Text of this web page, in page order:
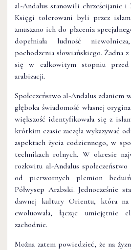
al-Andalus stanowili chrześcijanie
Księgi tolerowani byli przez
zmuszano ich do płacenia
dopełniała ludność
pochodzenia słowiańskiego. Żadna
się w całkowitym stopniu
arabizacji.
Społeczeństwo al-Andalus zdaniem
głęboka świadomość własnej
większość identyfikowała się z
krótkim czasie zaczęła wykazywać
aspektach życia codziennego, w
technikach rolnych. W okresie
rozkwitu al-Andalus
od pierwotnych plemion
Półwysep Arabski. Jednocześnie
dawnej kultury Orientu, która na
ewoluowała, łącząc umiejętnie
zachodnie.
Można zatem powiedzieć, że na